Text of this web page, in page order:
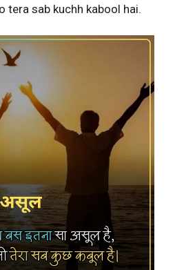
tera sab kuchh kabool hai.